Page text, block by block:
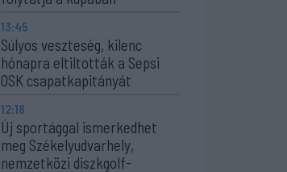
13:45
Súlyos veszteség, kilenc
hónapra eltiltották a Sepsi
OSK csapatkapitányát
12:18
Új sportággal ismerkedhet
meg Székelyudvarhely,
nemzetközi diszkgolf-